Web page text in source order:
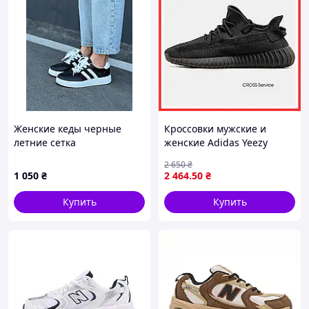
Женские кеды черные
летние сетка
1 050 ₴
Купить
Кроссовки мужские и
женские Adidas Yeezy
Адидас изи буст 350
рефлективные черные
2 464.50 ₴
2 650₴
Купить